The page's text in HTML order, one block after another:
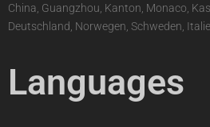
China, Guangzhou, Kanton, Monaco,
Deutschland, Norwegen, Schweden,
Languages